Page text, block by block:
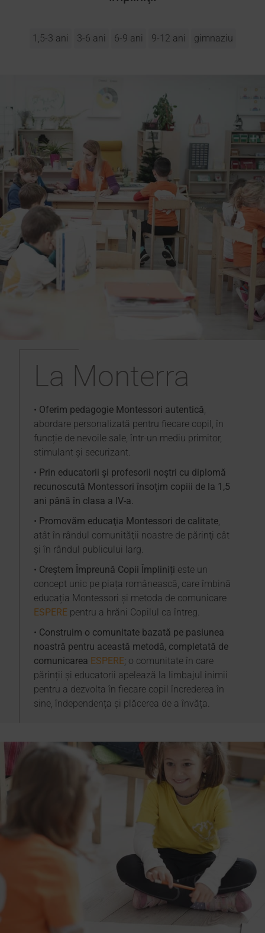
1,5-3 ani 3-6 ani 6-9 ani 9-12 ani gimnaziu
La Monterra
• Oferim pedagogie Montessori autentică,
abordare personalizată pentru fiecare copil, în
funcție de nevoile sale, într-un mediu primitor,
stimulant și securizant.
• Prin educatorii și profesorii noștri cu diplomă
recunoscută Montessori însoțim copiii de la 1,5
ani până în clasa a IV-a.
• Promovăm educaţia Montessori de calitate,
atât în rândul comunităţii noastre de părinţi cât
şi în rândul publicului larg.
• Creștem Împreună Copii Împliniți este un
concept unic pe piața românească, care îmbină
educația Montessori și metoda de comunicare
ESPERE pentru a hrăni Copilul ca întreg.
• Construim o comunitate bazată pe pasiunea
noastră pentru această metodă, completată de
comunicarea ESPERE; o comunitate în care
părinții și educatorii apelează la limbajul inimii
pentru a dezvolta în fiecare copil încrederea în
sine, îndependența și plăcerea de a învăța.